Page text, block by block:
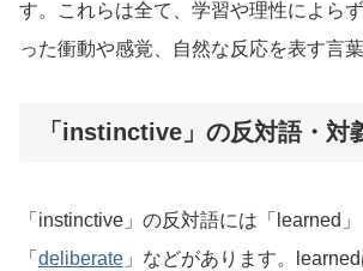
す。これらは全て、学習や理性によら
った衝動や感覚、自然な反応を表す言葉
「instinctive」の反対語・対
「instinctive」の反対語には「learned」
「 deliberate 」などがあります。